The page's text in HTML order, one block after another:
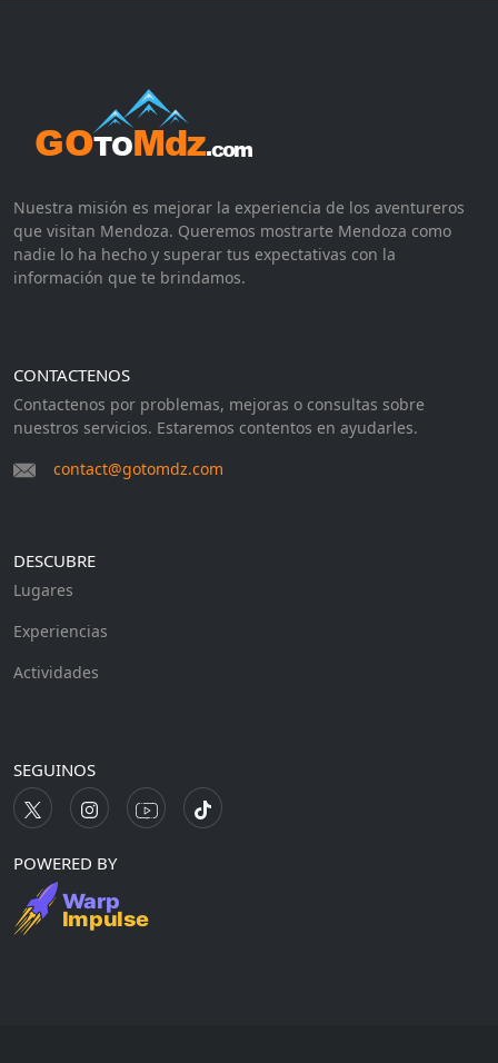
Nuestra misión es mejorar la experiencia de los aventureros
que visitan Mendoza. Queremos mostrarte Mendoza como
nadie lo ha hecho y superar tus expectativas con la
información que te brindamos.
CONTACTENOS
Contactenos por problemas, mejoras o consultas sobre
nuestros servicios. Estaremos contentos en ayudarles.
contact@gotomdz.com
DESCUBRE
Lugares
Experiencias
Actividades
SEGUINOS
POWERED BY